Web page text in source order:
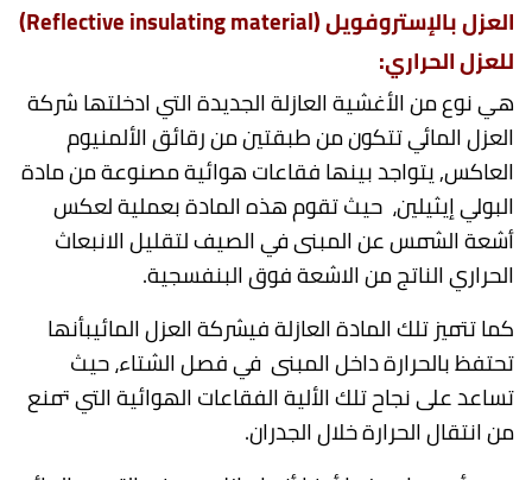
العزلبالإستروفويل (Reflective insulating material
)
للعزل الحراري:
هي نوع من الأغشية العازلة الجديدة التي ادخلتها شركة
العزل المائي تتكون من طبقتين من رقائق الألمنيوم
العاكس, يتواجد بينها فقاعات هوائية مصنوعة من مادة
البولي إيثيلين، حيث تقوم هذه المادة بعملية لعكس
أشعة الشمس عن المبنى في الصيف لتقليل الانبعاث
الحراري الناتج من الاشعة فوق البنفسجية.
كما تتميز تلك المادة العازلة فيشركة العزل المائيبأنها
تحتفظ بالحرارة داخل المبنى في فصل الشتاء، حيث
تساعد على نجاح تلك الألية الفقاعات الهوائية التي تمنع
من انتقال الحرارة خلال الجدران.